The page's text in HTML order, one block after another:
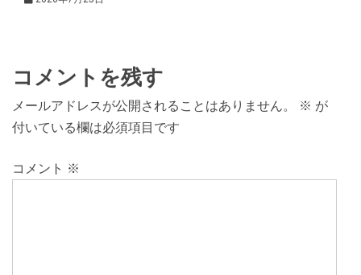
コメントを残す
メールアドレスが公開されることはありません。 ※ が
付いている欄は必須項目です
コメント ※